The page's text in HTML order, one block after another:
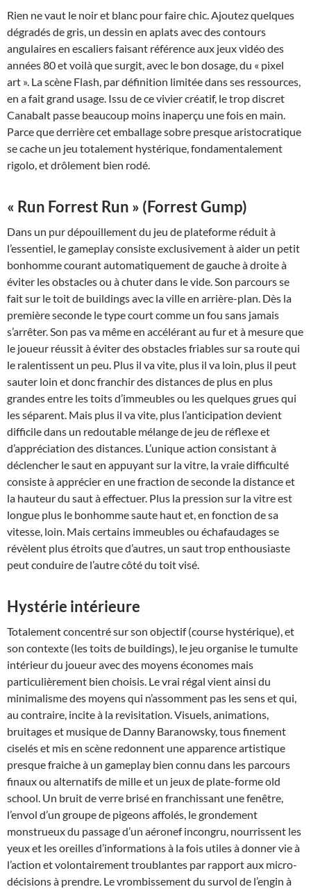
Rien ne vaut le noir et blanc pour faire chic. Ajoutez quelques
dégradés de gris, un dessin en aplats avec des contours
angulaires en escaliers faisant référence aux jeux vidéo des
années 80 et voilà que surgit, avec le bon dosage, du « pixel
art ». La scène Flash, par définition limitée dans ses ressources,
en a fait grand usage. Issu de ce vivier créatif, le trop discret
Canabalt passe beaucoup moins inaperçu une fois en main.
Parce que derrière cet emballage sobre presque aristocratique
se cache un jeu totalement hystérique, fondamentalement
rigolo, et drôlement bien rodé.
« Run Forrest Run » (Forrest Gump)
Dans un pur dépouillement du jeu de plateforme réduit à
l’essentiel, le gameplay consiste exclusivement à aider un petit
bonhomme courant automatiquement de gauche à droite à
éviter les obstacles ou à chuter dans le vide. Son parcours se
fait sur le toit de buildings avec la ville en arrière-plan. Dès la
première seconde le type court comme un fou sans jamais
s’arrêter. Son pas va même en accélérant au fur et à mesure que
le joueur réussit à éviter des obstacles friables sur sa route qui
le ralentissent un peu. Plus il va vite, plus il va loin, plus il peut
sauter loin et donc franchir des distances de plus en plus
grandes entre les toits d’immeubles ou les quelques grues qui
les séparent. Mais plus il va vite, plus l’anticipation devient
difficile dans un redoutable mélange de jeu de réflexe et
d’appréciation des distances. L’unique action consistant à
déclencher le saut en appuyant sur la vitre, la vraie difficulté
consiste à apprécier en une fraction de seconde la distance et
la hauteur du saut à effectuer. Plus la pression sur la vitre est
longue plus le bonhomme saute haut et, en fonction de sa
vitesse, loin. Mais certains immeubles ou échafaudages se
révèlent plus étroits que d’autres, un saut trop enthousiaste
peut conduire de l’autre côté du toit visé.
Hystérie intérieure
Totalement concentré sur son objectif (course hystérique), et
son contexte (les toits de buildings), le jeu organise le tumulte
intérieur du joueur avec des moyens économes mais
particulièrement bien choisis. Le vrai régal vient ainsi du
minimalisme des moyens qui n’assomment pas les sens et qui,
au contraire, incite à la revisitation. Visuels, animations,
bruitages et musique de Danny Baranowsky, tous finement
ciselés et mis en scène redonnent une apparence artistique
presque fraiche à un gameplay bien connu dans les parcours
finaux ou alternatifs de mille et un jeux de plate-forme old
school. Un bruit de verre brisé en franchissant une fenêtre,
l’envol d’un groupe de pigeons affolés, le grondement
monstrueux du passage d’un aéronef incongru, nourrissent les
yeux et les oreilles d’informations à la fois utiles à donner vie à
l’action et volontairement troublantes par rapport aux micro-
décisions à prendre. Le vrombissement du survol de l’engin à